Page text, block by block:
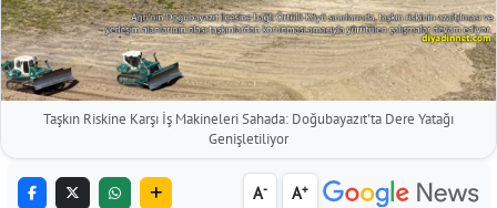
Taşkın Riskine Karşı İş Makineleri Sahada: Doğubayazıt'ta Dere Yatağı
Genişletiliyor
A- A+